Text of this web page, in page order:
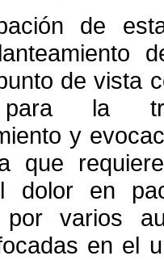
de
de vista
la
y
que
dolor en
por varios
en el